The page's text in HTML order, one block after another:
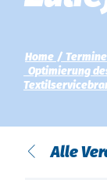
中国
Home
Termine
Optimierung
Alle